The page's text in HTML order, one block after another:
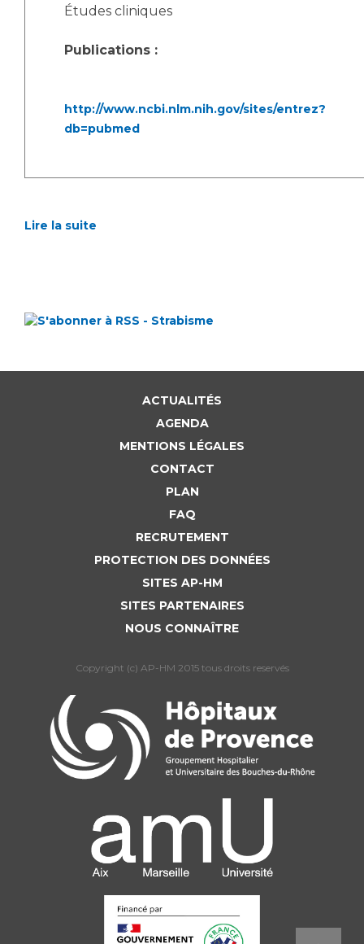
Études cliniques
Publications :
http://www.ncbi.nlm.nih.gov/sites/entrez?
db=pubmed
Lire la suite
ACTUALITÉS
AGENDA
MENTIONS LÉGALES
CONTACT
PLAN
FAQ
RECRUTEMENT
PROTECTION DES DONNÉES
SITES AP-HM
SITES PARTENAIRES
NOUS CONNAÎTRE
Copyright (c) AP-HM 2015 tous droits reservés